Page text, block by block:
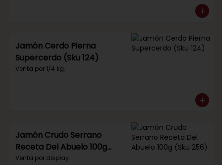
Jamón Cerdo Pierna
Supercerdo (Sku 124)
Venta por 1/4 kg.
Jamón Crudo Serrano
Receta Del Abuelo 100g
(Sku 256)
Venta por display.